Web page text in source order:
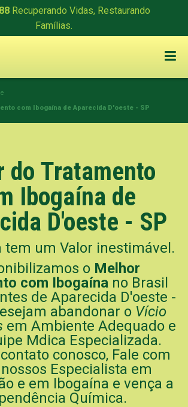
Recuperando Vidas, Restaurando
Famílias.
com Ibogaína de Aparecida D'oeste - SP
do Tratamento
Ibogaína de
D'oeste - SP
tem um Valor inestimável.
o Melhor
com Ibogaínano Brasil
de Aparecida D'oeste -
abandonar o Vício
em Ambiente Adequado e
Mdica Especializada.
conosco, Fale com
Especialista em
e em Ibogaína e vença a
Química.